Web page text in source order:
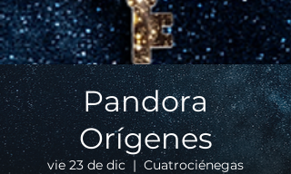
Pandora
Orígenes
vie 23 de dic
  |
Cuatrociénegas